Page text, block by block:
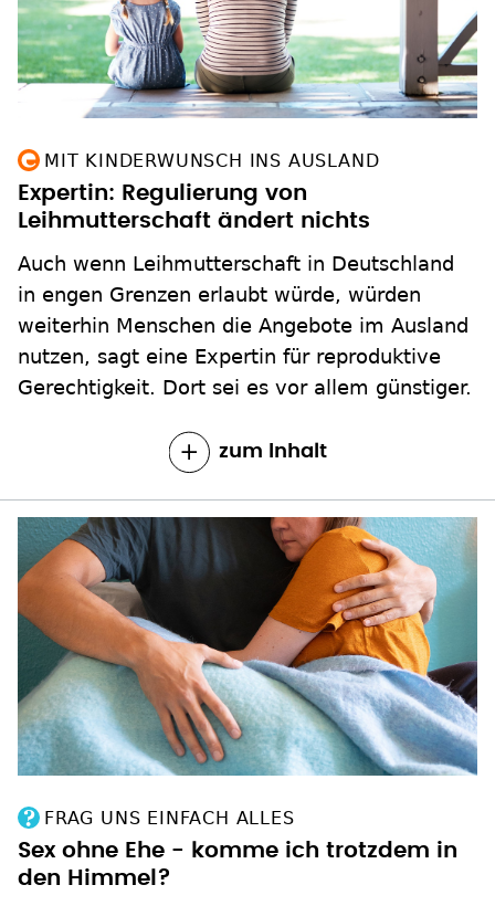
MIT KINDERWUNSCH INS AUSLAND
Expertin: Regulierung von
Leihmutterschaft ändert nichts
Auch wenn Leihmutterschaft in Deutschland
in engen Grenzen erlaubt würde, würden
weiterhin Menschen die Angebote im Ausland
nutzen, sagt eine Expertin für reproduktive
Gerechtigkeit. Dort sei es vor allem günstiger.
zum Inhalt
FRAG UNS EINFACH ALLES
Sex ohne Ehe - komme ich trotzdem in
den Himmel?